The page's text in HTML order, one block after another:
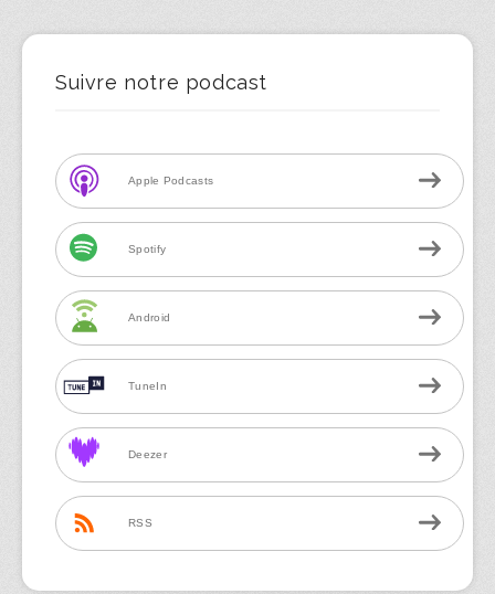
Suivre notre podcast
Apple Podcasts
Spotify
Android
TuneIn
Deezer
RSS